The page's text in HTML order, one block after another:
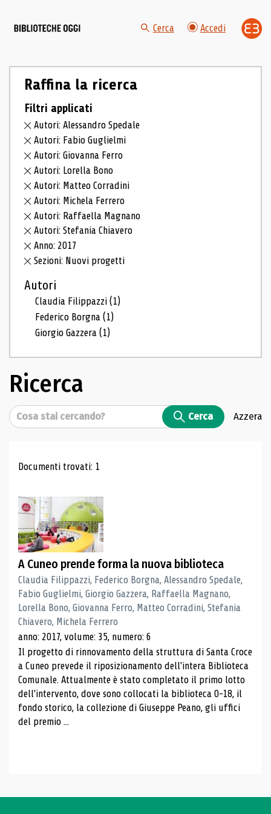
Cerca Accedi
Raffina la ricerca
Filtri applicati
Autori: Alessandro Spedale
Autori: Fabio Guglielmi
Autori: Giovanna Ferro
Autori: Lorella Bono
Autori: Matteo Corradini
Autori: Michela Ferrero
Autori: Raffaella Magnano
Autori: Stefania Chiavero
Anno: 2017
Sezioni: Nuovi progetti
Autori
Claudia Filippazzi(1)
Federico Borgna(1)
Giorgio Gazzera(1)
Ricerca
Cerca Cerca Azzera
Risultati di ricerca
Documenti trovati: 1
A Cuneo prende forma la nuova biblioteca
Claudia Filippazzi, Federico Borgna, Alessandro Spedale,
Fabio Guglielmi, Giorgio Gazzera, Raffaella Magnano,
Lorella Bono, Giovanna Ferro, Matteo Corradini, Stefania
Chiavero, Michela Ferrero
anno: 2017, volume: 35, numero: 6
Il progetto di rinnovamento della struttura di Santa Croce
a Cuneo prevede il riposizionamento dell'intera Biblioteca
Comunale. Attualmente è stato completato il primo lotto
dell'intervento, dove sono collocati la biblioteca 0-18, il
fondo storico, la collezione di Giuseppe Peano, gli uffici
del premio ...